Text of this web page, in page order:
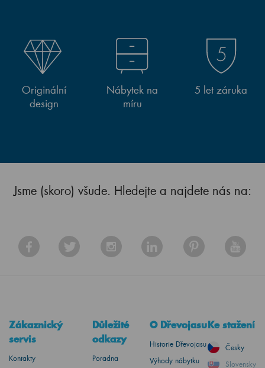
Originální
design
Nábytek na
míru
5 let záruka
Jsme (skoro) všude. Hledejte a najdete nás na:
Zákaznický
servis
Kontakty
Důležité
odkazy
Poradna
O Dřevojasu
Historie Dřevojasu
Výhody nábytku
Ke stažení
Česky
Slovensky